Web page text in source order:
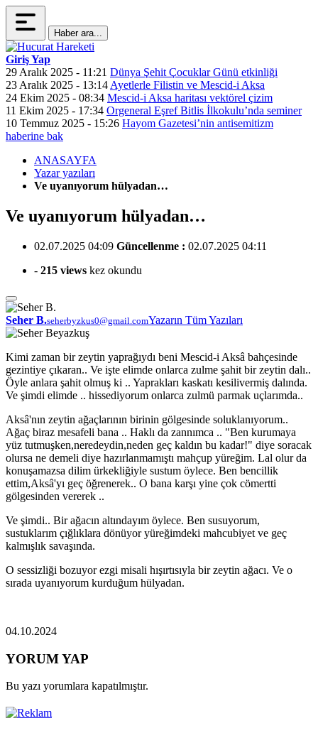
Haber ara...
Giriş Yap
29 Aralık 2025 - 11:21 Dünya Şehit Çocuklar Günü etkinliği
23 Aralık 2025 - 13:14 Ayetlerle Filistin ve Mescid-i Aksa
24 Ekim 2025 - 08:34 Mescid-i Aksa haritası vektörel çizim
11 Ekim 2025 - 17:34 Orgeneral Eşref Bitlis İlkokulu’nda seminer
10 Temmuz 2025 - 15:26 Hayom Gazetesi’nin antisemitizm
haberine bak
ANASAYFA
Yazar yazıları
Ve uyanıyorum hülyadan…
Ve uyanıyorum hülyadan…
02.07.2025 04:09 Güncellenme : 02.07.2025 04:11
- 215 views kez okundu
Seher B.seherbyzkus0@gmail.comYazarın Tüm Yazıları
Kimi zaman bir zeytin yaprağıydı beni Mescid-i Aksâ bahçesinde
gezintiye çıkaran.. Ve işte elimde onlarca zulme şahit bir zeytin dalı..
Öyle anlara şahit olmuş ki .. Yaprakları kaskatı kesilivermiş dalında.
Ve şimdi elimde .. hissediyorum onlarca zulmü parmak uçlarımda..
Aksâ'nın zeytin ağaçlarının birinin gölgesinde soluklanıyorum..
Ağaç biraz mesafeli bana .. Haklı da zannımca .. "Ben kurumaya
yüz tutmuşken,neredeydin,neden geç kaldın bu kadar!" diye soracak
olursa ne demeli diye hazırlanmamıştı mahçup yüreğim. Lal olur da
konuşamazsa dilim ürkekliğiyle sustum öylece. Ben bencillik
ettim,Aksâ'yı geç öğrenerek.. O bana karşı yine çok cömertti
gölgesinden vererek ..
Ve şimdi.. Bir ağacın altındayım öylece. Ben susuyorum,
sustuklarım çığlıklara dönüyor yüreğimdeki mahcubiyet ve geç
kalmışlık savaşında.
O sessizliği bozuyor ezgi misali hışırtısıyla bir zeytin ağacı. Ve o
sırada uyanıyorum kurduğum hülyadan.
04.10.2024
YORUM YAP
Bu yazı yorumlara kapatılmıştır.